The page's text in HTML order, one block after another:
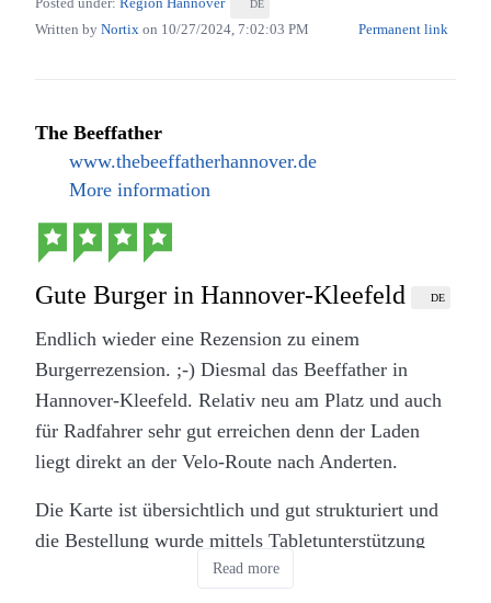
macht man nichts falsch aber richtig zufrieden war
Begleitung werfen. Falls es ein nächstes Mal geben
sollte wird es keine Pizza werden dazu sah die Pasta
zu verführerisch aus.
Pizza im Restaurant AbendMahl in Hannover
(Eigenes Werk. Lizenz: CC-BY-SA.)
wird die fertige Bestellung durch einen Ton und auf
es bei unserem Besuch einfach zu kalt.
Burger und Cheese-Fries im Burgermeister in
Hannover (Eigenes Werk. Lizenz: CC-BY-SA.)
Unsere Burger und die Cheese-Fries waren sehr gut.
DE
Written by Nortix on 10/27/2024, 7:02:03 PM Permanent link
The Beeffather
www.thebeeffatherhannover.de
More information
Gute Burger in Hannover-Kleefeld DE
Endlich wieder eine Rezension zu einem
Burgerrezension. ;-) Diesmal das Beeffather in
Hannover-Kleefeld. Relativ neu am Platz und auch
für Radfahrer sehr gut erreichen denn der Laden
liegt direkt an der Velo-Route nach Anderten.
Die Karte ist übersichtlich und gut strukturiert und
die Bestellung wurde mittels Tabletunterstützung
schnell aufgegeben. Unverständlicherweise kam es
Read more